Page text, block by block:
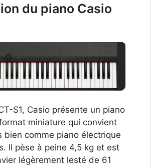
du piano Casio
S1, Casio présente un piano
miniature qui convient
bien comme piano électrique
Il pèse à peine 4,5 kg et est
légèrement lesté de 61